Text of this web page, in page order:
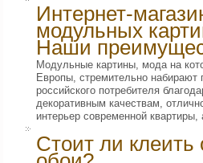
Интернет-
модульных
Наши
Модульные картины, мода на
Европы, стремительно набирают
российского потребителя
декоративным качествам,
интерьер современной квартиры,
Стоит ли клеить